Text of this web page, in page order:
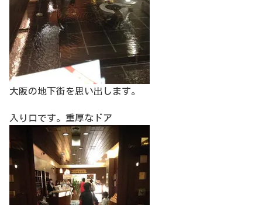
大阪の地下街を思い出します。
入り口です。重厚なドア